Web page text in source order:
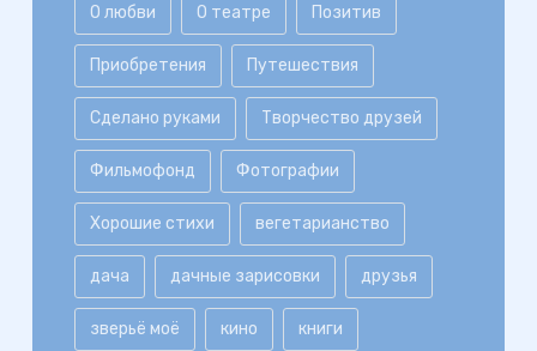
О любви О театре Позитив
Приобретения Путешествия
Сделано руками Творчество друзей
Фильмофонд Фотографии
Хорошие стихи вегетарианство
дача дачные зарисовки друзья
зверьё моё кино книги